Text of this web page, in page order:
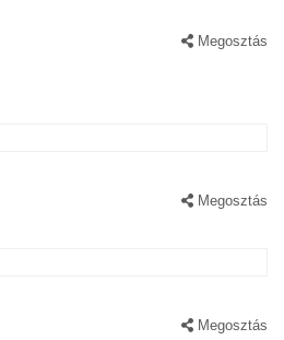
Megosztás
Megosztás
Megosztás